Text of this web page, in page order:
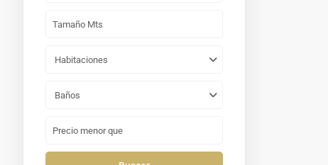
Habitaciones
Baños